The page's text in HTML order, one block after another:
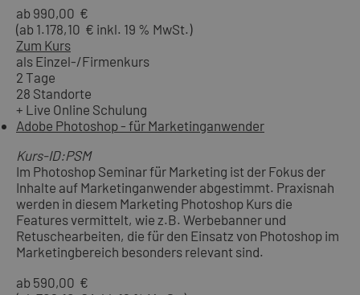
ab 990,00 €
(ab 1.178,10 € inkl. 19 % MwSt.)
Zum Kurs
als Einzel-/Firmenkurs
2 Tage
28 Standorte
+ Live Online Schulung
Adobe Photoshop - für Marketinganwender
Kurs-ID:PSM
Im Photoshop Seminar für Marketing ist der Fokus der
Inhalte auf Marketinganwender abgestimmt. Praxisnah
werden in diesem Marketing Photoshop Kurs die
Features vermittelt, wie z.B. Werbebanner und
Retuschearbeiten, die für den Einsatz von Photoshop im
Marketingbereich besonders relevant sind.
ab 590,00 €